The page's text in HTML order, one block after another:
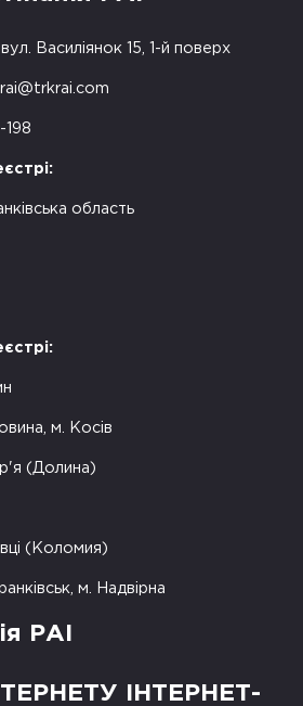
Василіянок 15, 1-й поверх
rai@trkrai.com
область
м. Косів
(Долина)
(Коломия)
м. Надвірна
РАІ
ІНТЕРНЕТ-